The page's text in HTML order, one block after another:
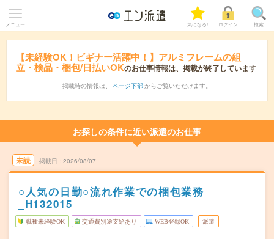
メニュー 気になる! ログイン 検索
【未経験OK！ビギナー活躍中！】アルミフレームの組
立・検品・梱包/日払いOKのお仕事情報は、掲載が終了しています
掲載時の情報は、 ページ下部 からご覧いただけます。
お探しの条件に近い派遣のお仕事
未読 掲載日 2026/08/07
○人気の日勤○流れ作業での梱包業務
_H132015
職種未経験OK 交通費別途支給あり WEB登録OK 派遣